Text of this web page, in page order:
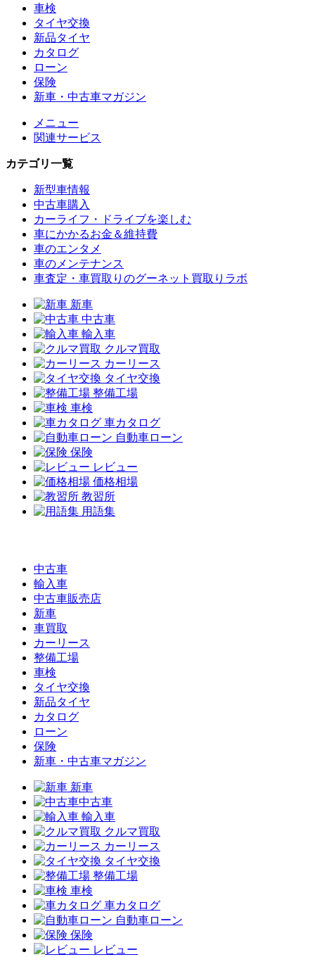
車検
タイヤ交換
新品タイヤ
カタログ
ローン
保険
新車・中古車マガジン
メニュー
関連サービス
カテゴリ一覧
新型車情報
中古車購入
カーライフ・ドライブを楽しむ
車にかかるお金＆維持費
車のエンタメ
車のメンテナンス
車査定・車買取りのグーネット買取りラボ
新車
中古車
輸入車
クルマ買取
カーリース
タイヤ交換
整備工場
車検
車カタログ
自動車ローン
保険
レビュー
価格相場
教習所
用語集
中古車
輸入車
中古車販売店
新車
車買取
カーリース
整備工場
車検
タイヤ交換
新品タイヤ
カタログ
ローン
保険
新車・中古車マガジン
新車
中古車
輸入車
クルマ買取
カーリース
タイヤ交換
整備工場
車検
車カタログ
自動車ローン
保険
レビュー